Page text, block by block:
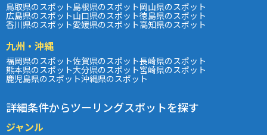
鳥取県のスポット島根県のスポット岡山県のスポット
広島県のスポット山口県のスポット徳島県のスポット
香川県のスポット愛媛県のスポット高知県のスポット
九州・沖縄
福岡県のスポット佐賀県のスポット長崎県のスポット
熊本県のスポット大分県のスポット宮崎県のスポット
鹿児島県のスポット沖縄県のスポット
詳細条件からツーリングスポットを探す
ジャンル